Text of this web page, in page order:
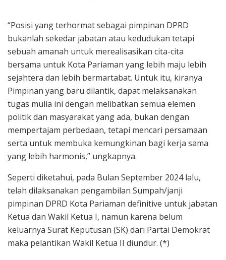
“Posisi yang terhormat sebagai pimpinan DPRD
bukanlah sekedar jabatan atau kedudukan tetapi
sebuah amanah untuk merealisasikan cita-cita
bersama untuk Kota Pariaman yang lebih maju lebih
sejahtera dan lebih bermartabat. Untuk itu, kiranya
Pimpinan yang baru dilantik, dapat melaksanakan
tugas mulia ini dengan melibatkan semua elemen
politik dan masyarakat yang ada, bukan dengan
mempertajam perbedaan, tetapi mencari persamaan
serta untuk membuka kemungkinan bagi kerja sama
yang lebih harmonis,” ungkapnya.
Seperti diketahui, pada Bulan September 2024 lalu,
telah dilaksanakan pengambilan Sumpah/janji
pimpinan DPRD Kota Pariaman definitive untuk jabatan
Ketua dan Wakil Ketua I, namun karena belum
keluarnya Surat Keputusan (SK) dari Partai Demokrat
maka pelantikan Wakil Ketua II diundur. (*)